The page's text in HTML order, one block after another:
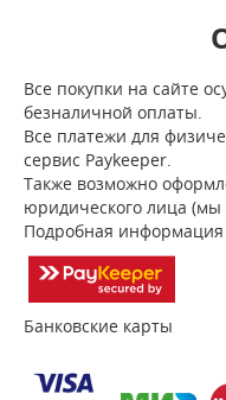
Все покупки на сайте
безналичной оплаты.
Все платежи для
сервис Paykeeper.
Также возможно
юридического лица
Подробная
Банковские карты